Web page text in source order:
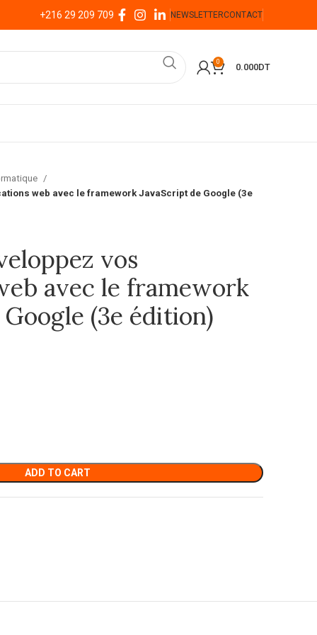
+216 29 209 709 NEWSLETTERCONTACT
0
0.000DT
web avec le framework JavaScript de Google (3e
vos
avec le framework
(3e édition)
ADD TO CART